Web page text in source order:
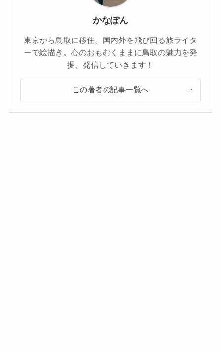
かなぽん
東京から鳥取に移住。国内外を飛び回る旅ライタ
ーで絵描き。心のおもむくままに鳥取の魅力を発
掘、発信していきます！
この著者の記事一覧へ